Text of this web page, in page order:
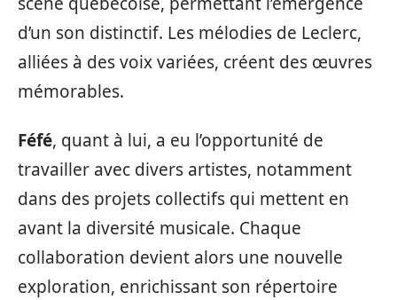
d’un son distinctif. Les mélodies de Leclerc,
alliées à des voix variées, créent des œuvres
mémorables.
Féfé, quant à lui, a eu l’opportunité de
travailler avec divers artistes, notamment
dans des projets collectifs qui mettent en
avant la diversité musicale. Chaque
collaboration devient alors une nouvelle
exploration, enrichissant son répertoire